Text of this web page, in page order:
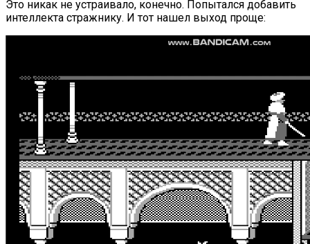
Это никак не устраивало, конечно. Попытался добавить
интеллекта стражнику. И тот нашел выход проще: